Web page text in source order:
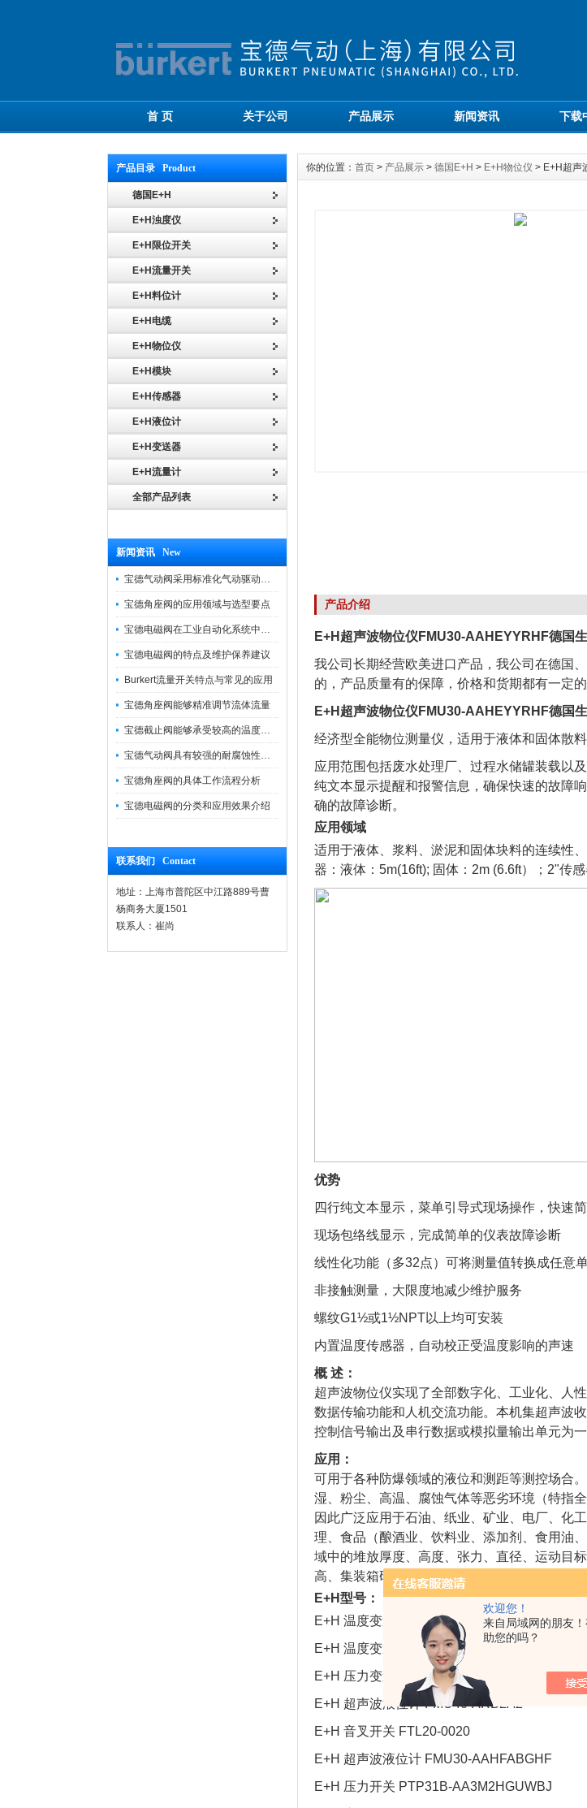
欢迎您！
来自局域网的朋友
助您的吗？
首 页 关于公司 产品展示 新闻资讯 下载
产品目录 Product
德国E+H
E+H浊度仪
E+H限位开关
E+H流量开关
E+H料位计
E+H电缆
E+H物位仪
E+H模块
E+H传感器
E+H液位计
E+H变送器
E+H流量计
全部产品列表
新闻资讯 New
宝德气动阀采用标准化气动驱动设计，可匹配各类工业气源工况
宝德角座阀的应用领域与选型要点
宝德电磁阀在工业自动化系统中的作用
宝德电磁阀的特点及维护保养建议
Burkert流量开关特点与常见的应用
宝德角座阀能够精准调节流体流量
宝德截止阀能够承受较高的温度和压力
宝德气动阀具有较强的耐腐蚀性和抗震性
宝德角座阀的具体工作流程分析
宝德电磁阀的分类和应用效果介绍
联系我们 Contact
地址：上海市普陀区中江路889号曹
杨商务大厦1501
联系人：崔尚
你的位置： 首页 > 产品展示 > 德国E+H > E+H物位仪 > E+H超声
产品介绍
E+H超声波物位仪FMU30-AAHEYYRHF德国
我公司长期经营欧美进口产品，我公司在德国
的，产品质量有的保障，价格和货期都有一定
E+H超声波物位仪FMU30-AAHEYYRHF德国
经济型全能物位测量仪，适用于液体和固体散料
应用范围包括废水处理厂、过程水储罐装载以
纯文本显示提醒和报警信息，确保快速的故障
确的故障诊断。
应用领域
适用于液体、浆料、淤泥和固体块料的连续性
器：液体：5m(16ft); 固体：2m (6.6ft）；2"传
优势
四行纯文本显示，菜单引导式现场操作，快速
现场包络线显示，完成简单的仪表故障诊断
线性化功能（多32点）可将测量值转换成任意
非接触测量，大限度地减少维护服务
螺纹G1½或1½NPT以上均可安装
内置温度传感器，自动校正受温度影响的声速
概 述：
超声波物位仪实现了全部数字化、工业化、人
数据传输功能和人机交流功能。本机集超声波
控制信号输出及串行数据或模拟量输出单元为
应用：
可用于各种防爆领域的液位和测距等测控场合
湿、粉尘、高温、腐蚀气体等恶劣环境（特指
因此广泛应用于石油、纸业、矿业、电厂、化
理、食品（酿酒业、饮料业、添加剂、食用油
域中的堆放厚度、高度、张力、直径、运动目
高、集装箱码头、飞机场……等行业中。
E+H型号：
E+H 温度变送器 TMT182-A31BC
E+H 温度变送器 TR62-FDAB3XK21 L=500MM
E+H 压力变送器 PMP11-AA1U1PBWJJ
E+H 超声波液位计 FMU40-ARB2A2
E+H 音叉开关 FTL20-0020
E+H 超声波液位计 FMU30-AAHFABGHF
E+H 压力开关 PTP31B-AA3M2HGUWBJ